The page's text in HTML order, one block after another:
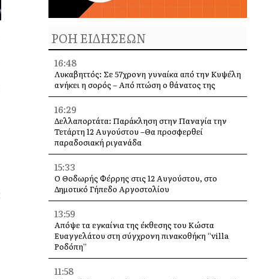
ΡΟΗ ΕΙΔΗΣΕΩΝ
16:48
Λυκαβηττός: Σε 57χρονη γυναίκα από την Κυψέλη
ανήκει η σορός – Από πτώση ο θάνατος της
16:29
Δελλαπορτάτα: Παράκληση στην Παναγία την
Τετάρτη 12 Αυγούστου –Θα προσφερθεί
παραδοσιακή ριγανάδα
15:33
Ο Θοδωρής Φέρρης στις 12 Αυγούστου, στο
Δημοτικό Γήπεδο Αργοστολίου
13:59
Απόψε τα εγκαίνια της έκθεσης του Κώστα
Ευαγγελάτου στη σύγχρονη πινακοθήκη “villa
Ροδόπη”
11:58